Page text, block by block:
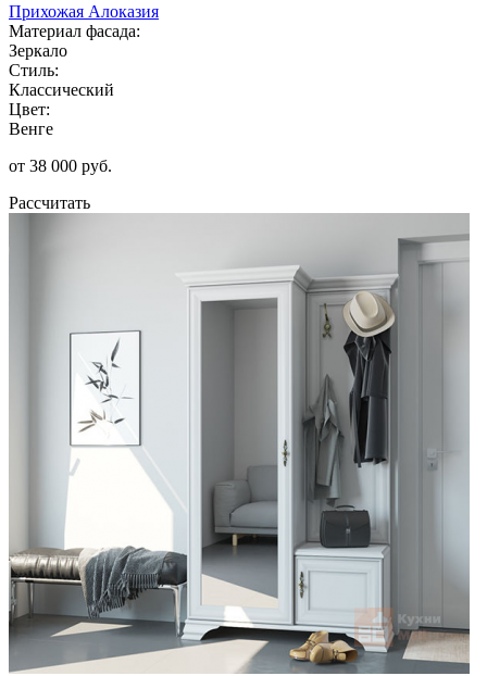
Прихожая Алоказия
Материал фасада:
Зеркало
Стиль:
Классический
Цвет:
Венге
от 38 000 руб.
Рассчитать